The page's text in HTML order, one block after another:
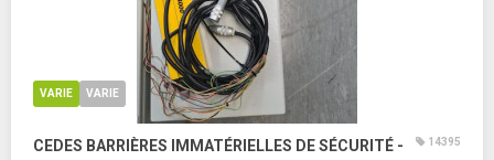
VARIE VARIE
CEDES BARRIÈRES IMMATÉRIELLES DE SÉCURITÉ -
14395